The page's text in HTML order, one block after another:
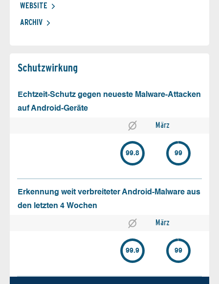
WEBSITE
ARCHIV
Schutz­wirkung
Echtzeit-Schutz gegen neueste Malware-Attacken
auf Android-Geräte
März
99.8 99
Erkennung weit verbreiteter Android-Malware aus
den letzten 4 Wochen
März
99.9 99